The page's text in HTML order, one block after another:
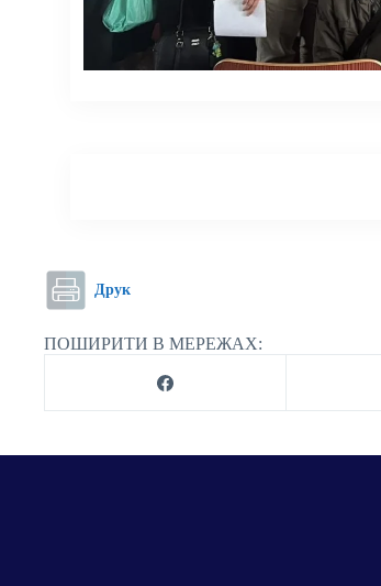
Друк
ПОШИРИТИ В МЕРЕЖАХ: